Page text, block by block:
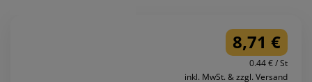
8,71 €
0.44 € / St
inkl. MwSt. & zzgl. Versand